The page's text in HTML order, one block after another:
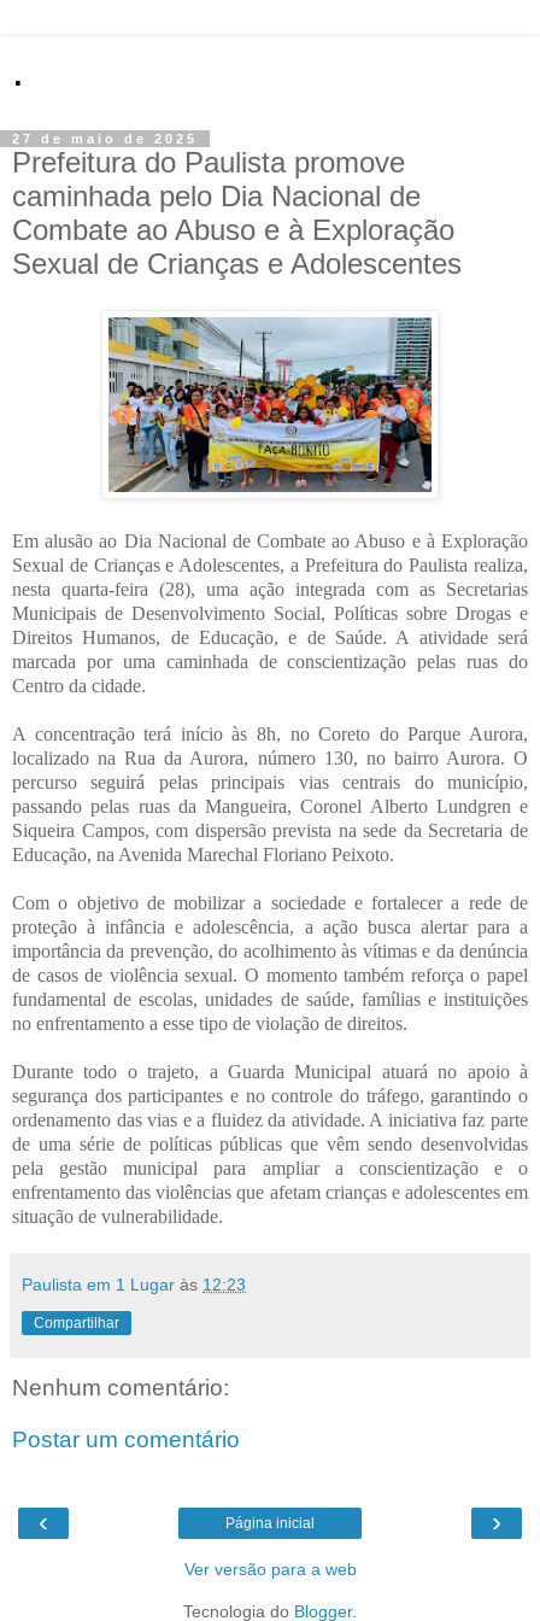
.
27 de maio de 2025
Prefeitura do Paulista promove
caminhada pelo Dia Nacional de
Combate ao Abuso e à Exploração
Sexual de Crianças e Adolescentes
Em alusão ao Dia Nacional de Combate ao Abuso e à Exploração
Sexual de Crianças e Adolescentes, a Prefeitura do Paulista realiza,
nesta quarta-feira (28), uma ação integrada com as Secretarias
Municipais de Desenvolvimento Social, Políticas sobre Drogas e
Direitos Humanos, de Educação, e de Saúde. A atividade será
marcada por uma caminhada de conscientização pelas ruas do
Centro da cidade.
A concentração terá início às 8h, no Coreto do Parque Aurora,
localizado na Rua da Aurora, número 130, no bairro Aurora. O
percurso seguirá pelas principais vias centrais do município,
passando pelas ruas da Mangueira, Coronel Alberto Lundgren e
Siqueira Campos, com dispersão prevista na sede da Secretaria de
Educação, na Avenida Marechal Floriano Peixoto.
Com o objetivo de mobilizar a sociedade e fortalecer a rede de
proteção à infância e adolescência, a ação busca alertar para a
importância da prevenção, do acolhimento às vítimas e da denúncia
de casos de violência sexual. O momento também reforça o papel
fundamental de escolas, unidades de saúde, famílias e instituições
no enfrentamento a esse tipo de violação de direitos.
Durante todo o trajeto, a Guarda Municipal atuará no apoio à
segurança dos participantes e no controle do tráfego, garantindo o
ordenamento das vias e a fluidez da atividade. A iniciativa faz parte
de uma série de políticas públicas que vêm sendo desenvolvidas
pela gestão municipal para ampliar a conscientização e o
enfrentamento das violências que afetam crianças e adolescentes em
situação de vulnerabilidade.
Paulista em 1 Lugar às 12:23
Compartilhar
Nenhum comentário:
Postar um comentário
‹ ›
Página inicial
Ver versão para a web
Tecnologia do Blogger.